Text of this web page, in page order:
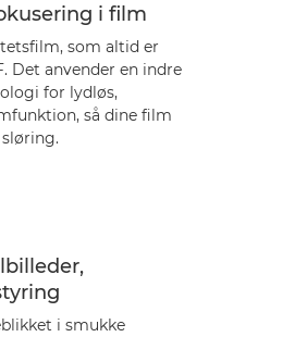
i film
som altid er
Det anvender en indre
for lydløs,
så dine film
i smukke